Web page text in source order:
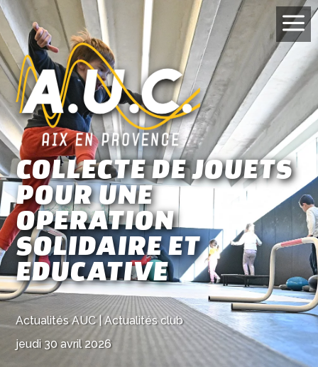
a
COLLECTE DE JOUETS
POUR UNE
OPERATION
SOLIDAIRE ET
EDUCATIVE
Actualités AUC|Actualités club
jeudi 30 avril 2026